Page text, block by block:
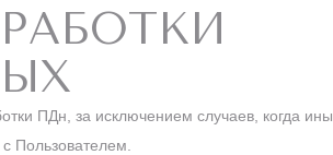
ПДн, за исключением случаев, когда
Пользователем.